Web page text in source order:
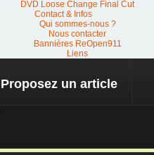
DVD Loose Change Final Cut
Contact & Infos
Qui sommes-nous ?
Nous contacter
Bannières ReOpen911
Liens
Proposez un article